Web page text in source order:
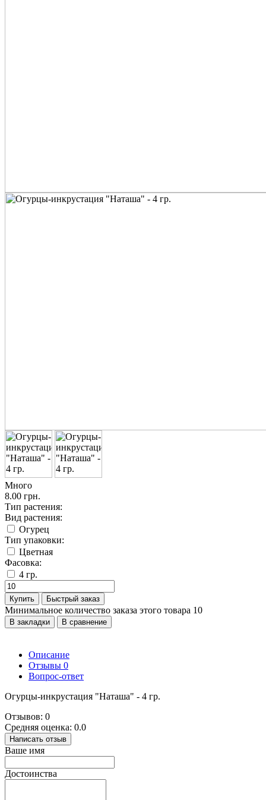
Много
8.00 грн.
Тип растения:
Вид растения:
Огурец
Тип упаковки:
Цветная
Фасовка:
4 гр.
Купить Быстрый заказ
Минимальное количество заказа этого товара 10
В закладки В сравнение
Описание
Отзывы 0
Вопрос-ответ
Огурцы-инкрустация "Наташа" - 4 гр.
Отзывов: 0
Средняя оценка: 0.0
Написать отзыв
Ваше имя
Достоинства